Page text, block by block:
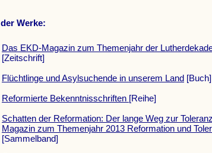
Werke:
Das EKD-Magazin zum Themenjahr der
[Zeitschrift]
Flüchtlinge und Asylsuchende in unserem Land [Buch]
Reformierte Bekenntnisschriften [Reihe]
Schatten der Reformation: Der lange Weg zur
Magazin zum Themenjahr 2013 Reformation und
[Sammelband]